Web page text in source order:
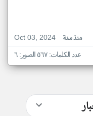
Oct 03, 2024
منذ سنة
عدد الكلمات: ٥٦٧ الصور: ٦